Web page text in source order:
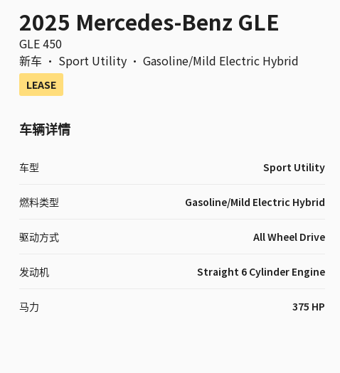
2025 Mercedes-Benz GLE
GLE 450
新车 · Sport Utility · Gasoline/Mild Electric Hybrid
LEASE
车辆详情
车型 Sport Utility
燃料类型 Gasoline/Mild Electric Hybrid
驱动方式 All Wheel Drive
发动机 Straight 6 Cylinder Engine
马力 375 HP